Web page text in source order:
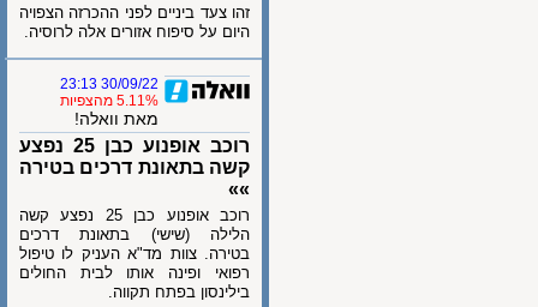
זהו צעד ביניים לפני ההכרזה הצפויה
היום על סיפוח אזורים אלה לרוסיה.
30/09/22 23:13
5.11% מהצפיות
מאת וואלה!
רוכב אופנוע כבן 25 נפצע
קשה בתאונת דרכים בטירה
רוכב אופנוע כבן 25 נפצע קשה
הלילה (שישי) בתאונת דרכים
בטירה. צוות מד"א העניק לו טיפול
רפואי ופינה אותו לבית החולים
בילינסון בפתח תקווה.